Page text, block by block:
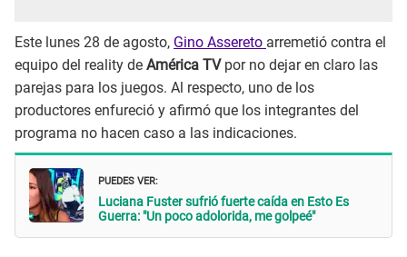
Este lunes 28 de agosto, Gino Assereto arremetió contra el
equipo del reality de América TVpor no dejar en claro las
parejas para los juegos. Al respecto, uno de los
productores enfureció y afirmó que los integrantes del
programa no hacen caso a las indicaciones.
PUEDES VER:
Luciana Fuster sufrió fuerte caída en Esto Es
Guerra: "Un poco adolorida, me golpeé"